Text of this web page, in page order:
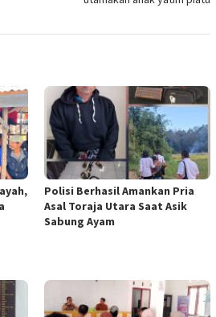
Polisi Berhasil Amankan Pria
Asal Toraja Utara Saat Asik
Sabung Ayam